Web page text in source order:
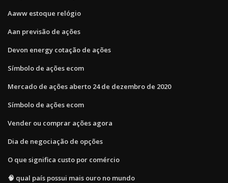
Aaww estoque relógio
Aan previsão de ações
Devon energy cotação de ações
Símbolo de ações ecom
Mercado de ações aberto 24 de dezembro de 2020
Símbolo de ações ecom
Vender ou comprar ações agora
Dia de negociação de opções
O que significa custo por comércio
🧠 qual país possui mais ouro no mundo